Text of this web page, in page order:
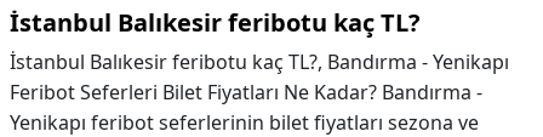
İstanbul Balıkesir feribotu kaç TL?
İstanbul Balıkesir feribotu kaç TL?, Bandırma - Yenikapı
Feribot Seferleri Bilet Fiyatları Ne Kadar? Bandırma -
Yenikapı feribot seferlerinin bilet fiyatları sezona ve